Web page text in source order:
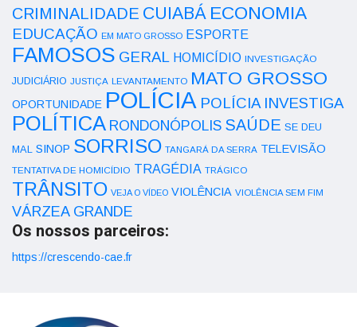
CRIMINALIDADE CUIABÁ ECONOMIA
EDUCAÇÃO EM MATO GROSSO ESPORTE
FAMOSOS GERAL HOMICÍDIO INVESTIGAÇÃO
JUDICIÁRIO JUSTIÇA LEVANTAMENTO MATO GROSSO
OPORTUNIDADE POLÍCIA POLÍCIA INVESTIGA
POLÍTICA RONDONÓPOLIS SAÚDE SE DEU
MAL SINOP SORRISO TANGARÁ DA SERRA TELEVISÃO
TENTATIVA DE HOMICÍDIO TRAGÉDIA TRÁGICO
TRÂNSITO VEJA O VÍDEO VIOLÊNCIA VIOLÊNCIA SEM FIM
VÁRZEA GRANDE
Os nossos parceiros:
https://crescendo-cae.fr